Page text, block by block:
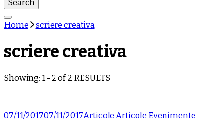
Home scriere creativa
scriere creativa
Showing: 1 - 2 of 2 RESULTS
07/11/201707/11/2017ArticoleArticole Evenimente